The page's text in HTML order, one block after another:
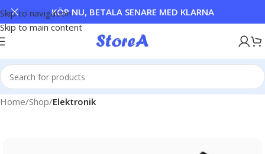
Skip to navigation
Skip to main content
KÖP NU, BETALA SENARE MED KLARNA
Home Shop Elektronik